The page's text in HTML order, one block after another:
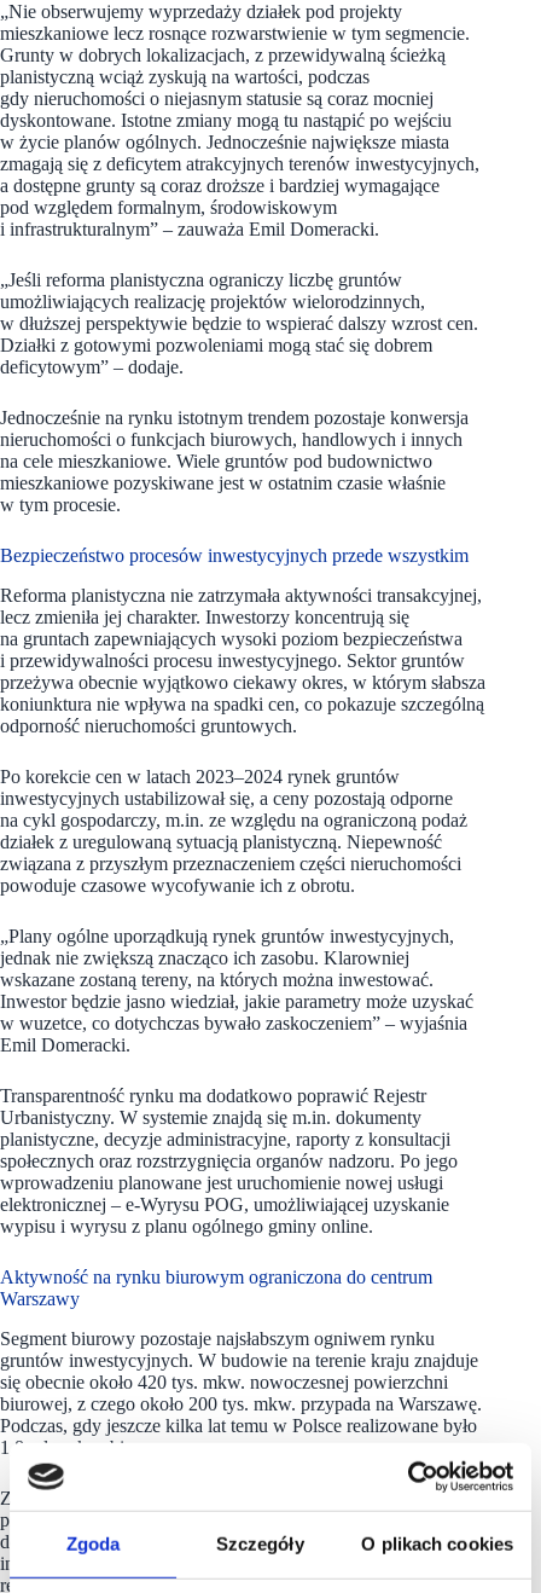
Zgoda Szczegóły O plikach cookies
„Nie obserwujemy wyprzedaży działek pod projekty
mieszkaniowe lecz rosnące rozwarstwienie w tym segmencie.
Grunty w dobrych lokalizacjach, z przewidywalną ścieżką
planistyczną wciąż zyskują na wartości, podczas
gdy nieruchomości o niejasnym statusie są coraz mocniej
dyskontowane. Istotne zmiany mogą tu nastąpić po wejściu
w życie planów ogólnych. Jednocześnie największe miasta
zmagają się z deficytem atrakcyjnych terenów inwestycyjnych,
a dostępne grunty są coraz droższe i bardziej wymagające
pod względem formalnym, środowiskowym
i infrastrukturalnym” – zauważa Emil Domeracki.
„Jeśli reforma planistyczna ograniczy liczbę gruntów
umożliwiających realizację projektów wielorodzinnych,
w dłuższej perspektywie będzie to wspierać dalszy wzrost cen.
Działki z gotowymi pozwoleniami mogą stać się dobrem
deficytowym” – dodaje.
Jednocześnie na rynku istotnym trendem pozostaje konwersja
nieruchomości o funkcjach biurowych, handlowych i innych
na cele mieszkaniowe. Wiele gruntów pod budownictwo
mieszkaniowe pozyskiwane jest w ostatnim czasie właśnie
w tym procesie.
Bezpieczeństwo procesów inwestycyjnych przede wszystkim
Reforma planistyczna nie zatrzymała aktywności transakcyjnej,
lecz zmieniła jej charakter. Inwestorzy koncentrują się
na gruntach zapewniających wysoki poziom bezpieczeństwa
i przewidywalności procesu inwestycyjnego. Sektor gruntów
przeżywa obecnie wyjątkowo ciekawy okres, w którym słabsza
koniunktura nie wpływa na spadki cen, co pokazuje szczególną
odporność nieruchomości gruntowych.
Po korekcie cen w latach 2023–2024 rynek gruntów
inwestycyjnych ustabilizował się, a ceny pozostają odporne
na cykl gospodarczy, m.in. ze względu na ograniczoną podaż
działek z uregulowaną sytuacją planistyczną. Niepewność
związana z przyszłym przeznaczeniem części nieruchomości
powoduje czasowe wycofywanie ich z obrotu.
„Plany ogólne uporządkują rynek gruntów inwestycyjnych,
jednak nie zwiększą znacząco ich zasobu. Klarowniej
wskazane zostaną tereny, na których można inwestować.
Inwestor będzie jasno wiedział, jakie parametry może uzyskać
w wuzetce, co dotychczas bywało zaskoczeniem” – wyjaśnia
Emil Domeracki.
Transparentność rynku ma dodatkowo poprawić Rejestr
Urbanistyczny. W systemie znajdą się m.in. dokumenty
planistyczne, decyzje administracyjne, raporty z konsultacji
społecznych oraz rozstrzygnięcia organów nadzoru. Po jego
wprowadzeniu planowane jest uruchomienie nowej usługi
elektronicznej – e-Wyrysu POG, umożliwiającej uzyskanie
wypisu i wyrysu z planu ogólnego gminy online.
Aktywność na rynku biurowym ograniczona do centrum
Warszawy
Segment biurowy pozostaje najsłabszym ogniwem rynku
gruntów inwestycyjnych. W budowie na terenie kraju znajduje
się obecnie około 420 tys. mkw. nowoczesnej powierzchni
biurowej, z czego około 200 tys. mkw. przypada na Warszawę.
Podczas, gdy jeszcze kilka lat temu w Polsce realizowane było
1,8 mln mkw. biur.
Zmiany na rynku pracy, wzrost kosztów finansowania
projektów oraz budowy biurowców przekładają się na decyzje
deweloperów, dotyczące zabezpieczania gruntów pod nowe
inwestycje. Wysoki poziom pustostanów na rynkach
regionalnych skutecznie ogranicza zainteresowanie zakupami